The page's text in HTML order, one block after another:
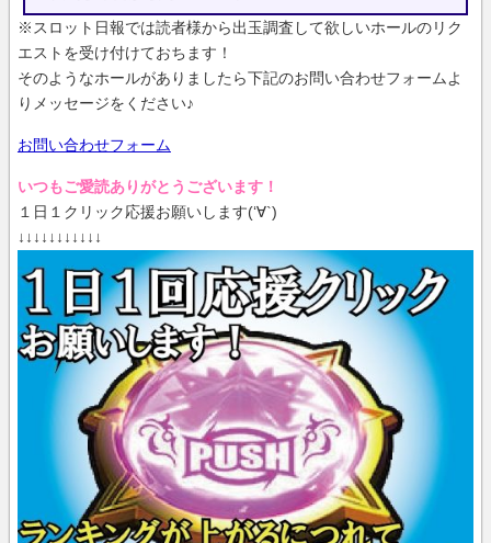
※スロット日報では読者様から出玉調査して欲しいホールのリク
エストを受け付けておちます！
そのようなホールがありましたら下記のお問い合わせフォームよ
りメッセージをください♪
お問い合わせフォーム
いつもご愛読ありがとうございます！
１日１クリック応援お願いします(‘∀`)
↓↓↓↓↓↓↓↓↓↓↓